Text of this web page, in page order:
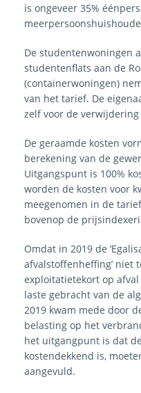
is ongeveer 35%
De studentenwoningen
studentenflats aan de
(containerwoningen)
van het tarief. De
zelf voor de
De geraamde kosten
berekening van de
Uitgangspunt is 100%
worden de kosten voor
meegenomen in de
bovenop de
Omdat in 2019 de
afvalstoffenheffing’ niet
exploitatietekort op afval
laste gebracht van de
2019 kwam mede door
belasting op het
het uitgangpunt is dat
kostendekkend is,
aangevuld.